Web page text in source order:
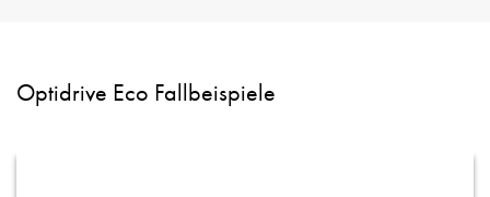
Optidrive Eco Fallbeispiele